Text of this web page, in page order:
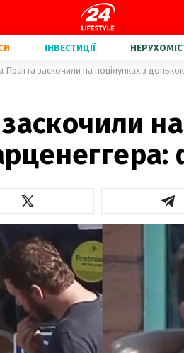
ІНВЕСТИЦІЇ
Пратта заскочили на поцілунках з